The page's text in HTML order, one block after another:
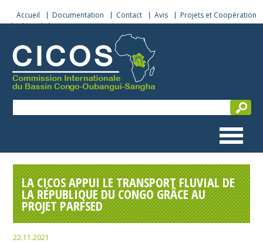
Accueil Documentation Contact Avis
Projets et Coopération
Sécurité de navigation
LA CICOS APPUI LE TRANSPORT FLUVIAL DE
LA RÉPUBLIQUE DU CONGO GRÂCE AU
PROJET PARFSED
22.11.2021